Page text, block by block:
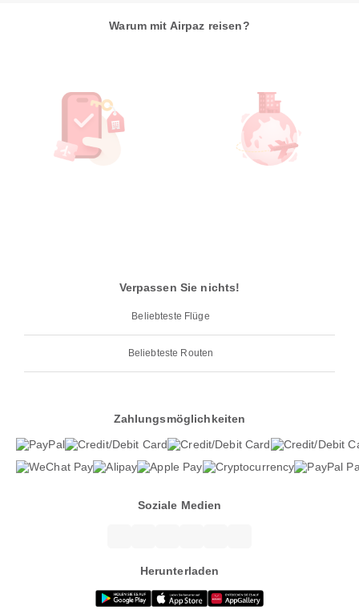
Warum mit Airpaz reisen?
Verpassen Sie nichts!
Beliebteste Flüge
Beliebteste Routen
Zahlungsmöglichkeiten
Soziale Medien
Herunterladen